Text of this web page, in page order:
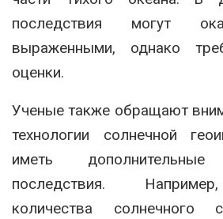
последствия могут
выраженными, однако
оценки.
Ученые также обращают
технологии солнечной
иметь дополнительные
последствия.
количества солнечного